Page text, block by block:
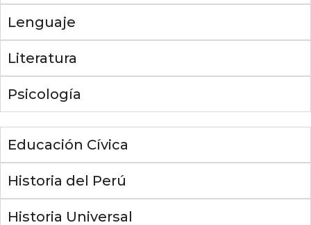
Lenguaje
Literatura
Psicología
Educación Cívica
Historia del Perú
Historia Universal